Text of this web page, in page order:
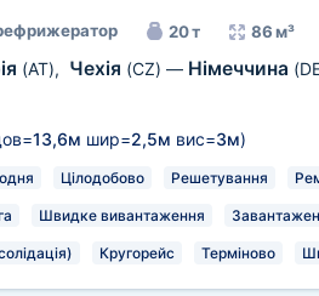
20 т 86 м³
(AT), Чехія (CZ) — Німеччина
13,6м шир=2,5м вис=3м)
Цілодобово Решетування
Швидке вивантаження
Кругорейс Терміново